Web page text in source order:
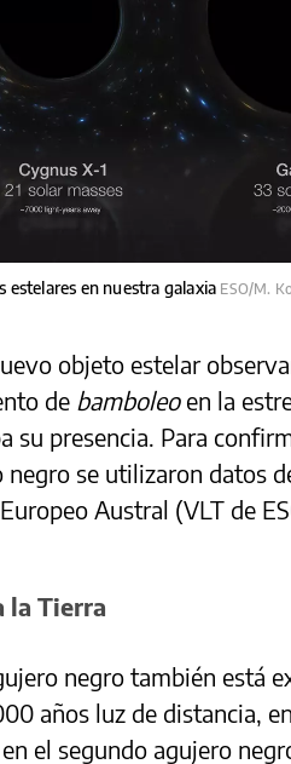
estelares en nuestra galaxia ESO/M.
objeto estelar
de bamboleoen la
su presencia. Para
se utilizaron datos
Austral (VLT de
la Tierra
negro también está
años luz de distancia,
el segundo agujero